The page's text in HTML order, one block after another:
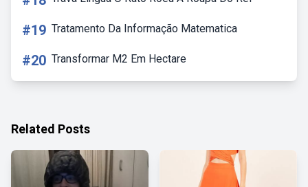
#19 Tratamento Da Informação Matematica
#20 Transformar M2 Em Hectare
Related Posts